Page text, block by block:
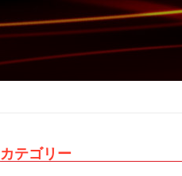
カテゴリー